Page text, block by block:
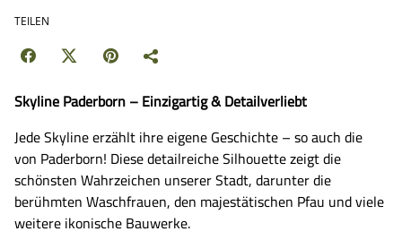
TEILEN
Skyline Paderborn – Einzigartig & Detailverliebt
Jede Skyline erzählt ihre eigene Geschichte – so auch die
von Paderborn! Diese detailreiche Silhouette zeigt die
schönsten Wahrzeichen unserer Stadt, darunter die
berühmten Waschfrauen, den majestätischen Pfau und viele
weitere ikonische Bauwerke.